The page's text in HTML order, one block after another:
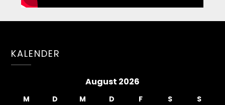
KALENDER
August 2026
M D M D F S
S